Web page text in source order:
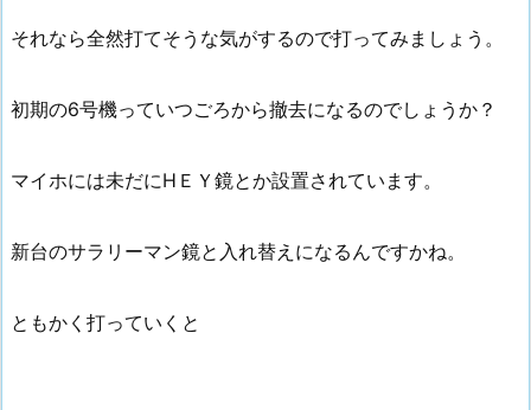
それなら全然打てそうな気がするので打ってみましょう。
初期の6号機っていつごろから撤去になるのでしょうか？
マイホには未だにHＥＹ鏡とか設置されています。
新台のサラリーマン鏡と入れ替えになるんですかね。
ともかく打っていくと